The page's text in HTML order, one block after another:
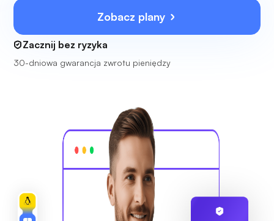
Zobacz plany
Zacznij bez ryzyka
30-dniowa gwarancja zwrotu pieniędzy